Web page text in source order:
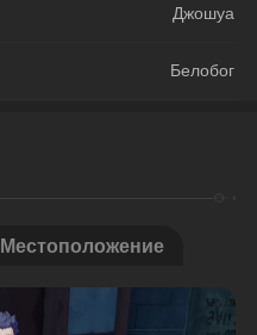
Джошуа
Белобог
Местоположение